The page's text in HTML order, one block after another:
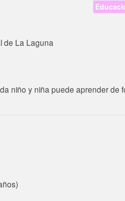
de La Laguna
niño y niña puede aprender de